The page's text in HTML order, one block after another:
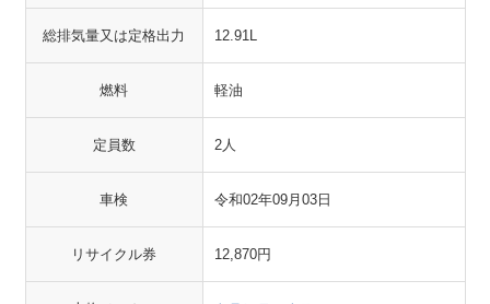
総排気量又は定格出力 12.91L
燃料 軽油
定員数 2人
車検 令和02年09月03日
リサイクル券 12,870円